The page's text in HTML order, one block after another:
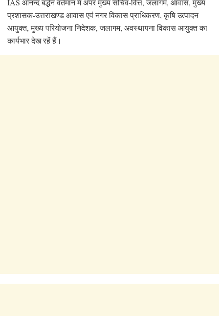
IAS आनन्द बर्द्धन वर्तमान में अपर मुख्य सचिव-वित्त, जलागम, आवास, मुख्य
प्रशासक-उत्तराखण्ड आवास एवं नगर विकास प्राधिकरण, कृषि उत्पादन
आयुक्त, मुख्य परियोजना निदेशक, जलागम, अवस्थापना विकास आयुक्त का
कार्यभार देख रहें हैं।